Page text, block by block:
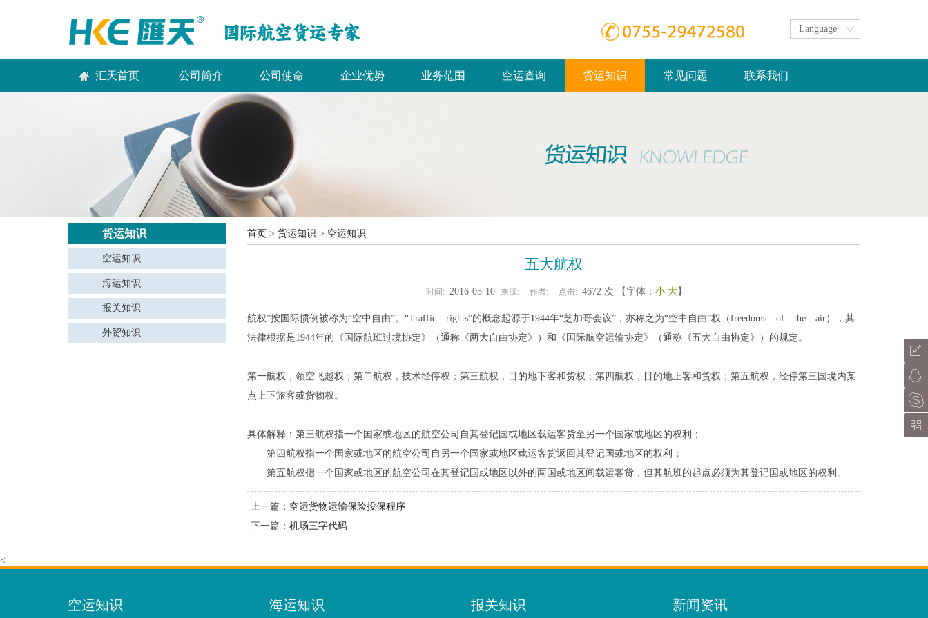
Language
汇天首页 公司简介 公司使命 企业优势 业务范围 空运查询 货运知识 常见问题 联系我们
货运知识
空运知识
海运知识
报关知识
外贸知识
首页 > 货运知识 > 空运知识
五大航权
时间: 2016-05-10 来源: 作者: 点击: 4672 次 【字体： 小 大】
航权”按国际惯例被称为“空中自由”。“Traffic rights”的概念起源于1944年“芝加哥会议”，亦称之为“空中自由”权（freedoms of the air），其
法律根据是1944年的《国际航班过境协定》（通称《两大自由协定》）和《国际航空运输协定》（通称《五大自由协定》）的规定。
第一航权，领空飞越权；第二航权，技术经停权；第三航权，目的地下客和货权；第四航权，目的地上客和货权；第五航权，经停第三国境内某
点上下旅客或货物权。
具体解释：第三航权指一个国家或地区的航空公司自其登记国或地区载运客货至另一个国家或地区的权利；
第四航权指一个国家或地区的航空公司自另一个国家或地区载运客货返回其登记国或地区的权利；
第五航权指一个国家或地区的航空公司在其登记国或地区以外的两国或地区间载运客货，但其航班的起点必须为其登记国或地区的权利。
上一篇： 空运货物运输保险投保程序
下一篇： 机场三字代码
<
空运知识 海运知识 报关知识 新闻资讯